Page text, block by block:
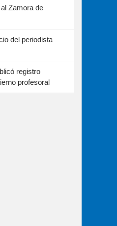
Zamora de
del periodista
registro
profesoral